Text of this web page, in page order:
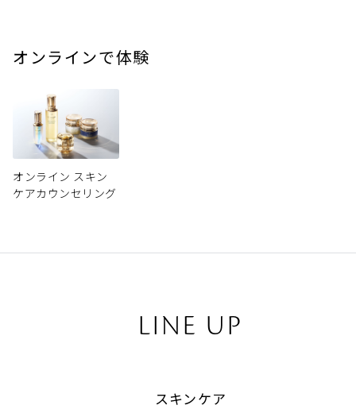
オンラインで体験
オンライン スキン
ケアカウンセリング
LINE UP
スキンケア